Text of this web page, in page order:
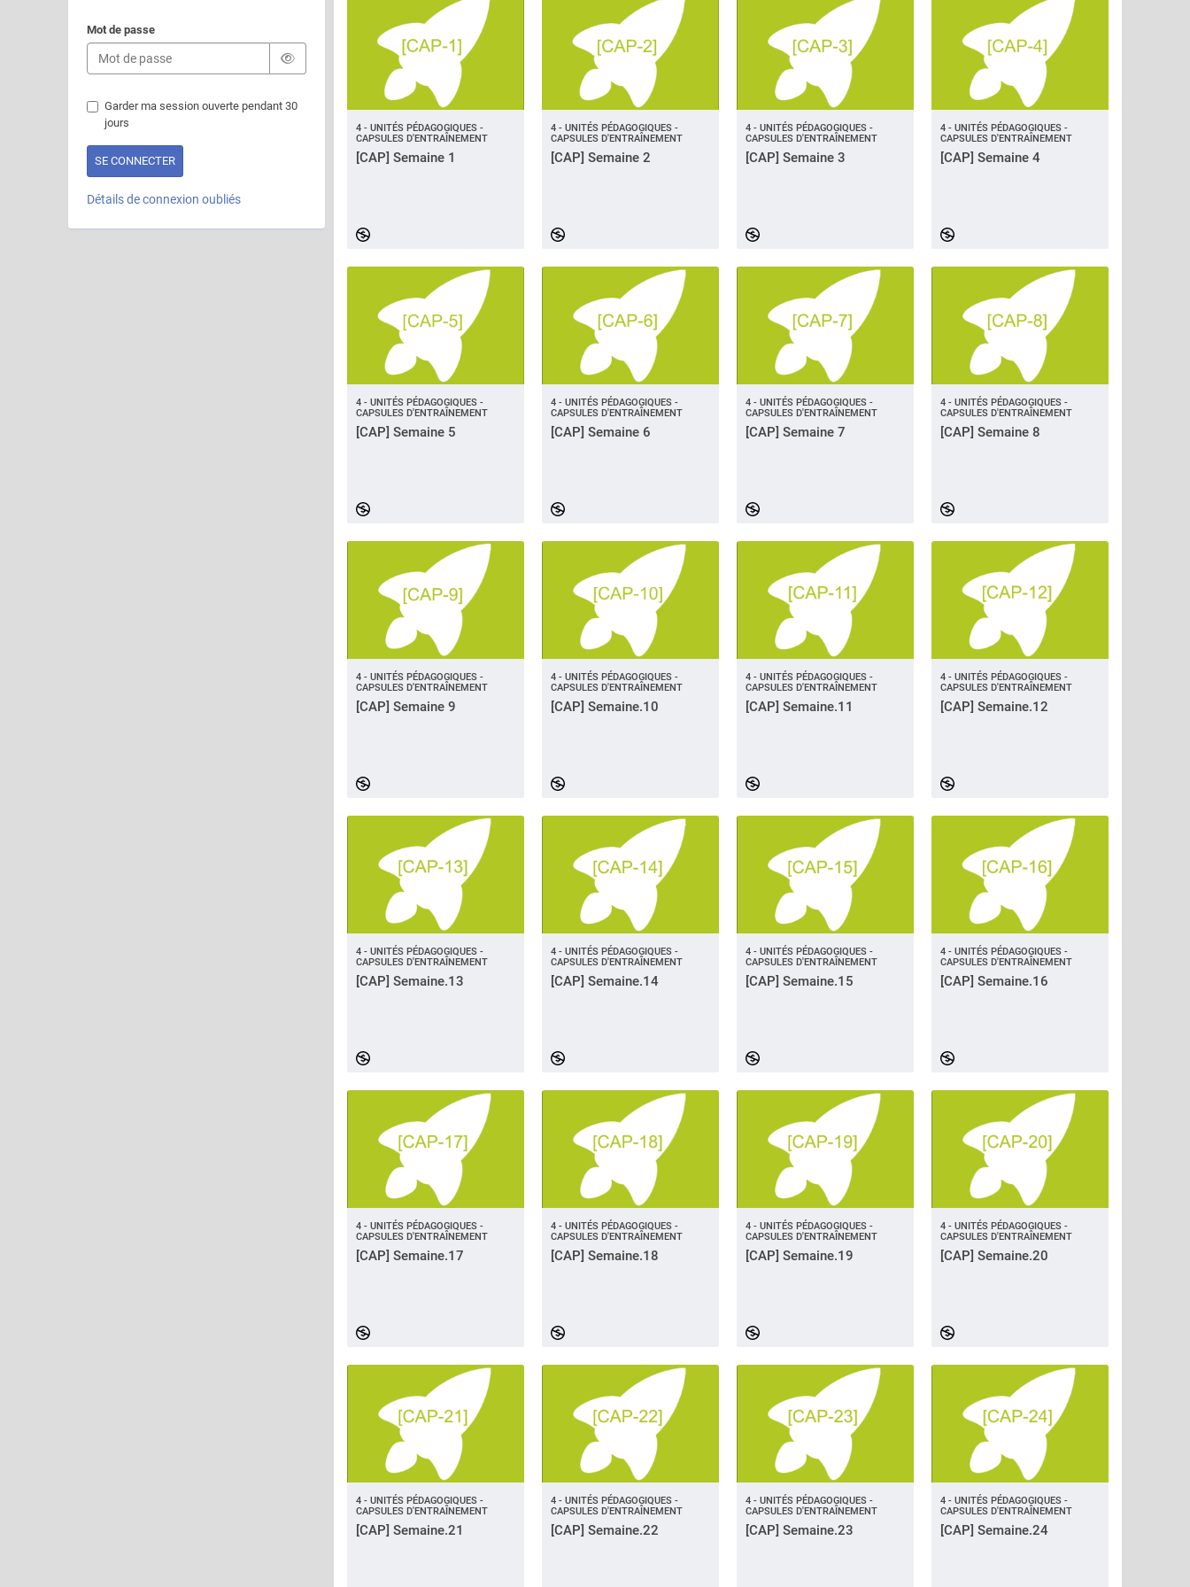
Mot de passe
Garder ma session ouverte pendant 30
jours
Détails de connexion oubliés
4 - UNITÉS PÉDAGOGIQUES -
CAPSULES D'ENTRAÎNEMENT
[CAP] Semaine 1
4 - UNITÉS PÉDAGOGIQUES -
CAPSULES D'ENTRAÎNEMENT
[CAP] Semaine 2
4 - UNITÉS PÉDAGOGIQUES -
CAPSULES D'ENTRAÎNEMENT
[CAP] Semaine 3
4 - UNITÉS PÉDAGOGIQUES -
CAPSULES D'ENTRAÎNEMENT
[CAP] Semaine 4
4 - UNITÉS PÉDAGOGIQUES -
CAPSULES D'ENTRAÎNEMENT
[CAP] Semaine 5
4 - UNITÉS PÉDAGOGIQUES -
CAPSULES D'ENTRAÎNEMENT
[CAP] Semaine 6
4 - UNITÉS PÉDAGOGIQUES -
CAPSULES D'ENTRAÎNEMENT
[CAP] Semaine 7
4 - UNITÉS PÉDAGOGIQUES -
CAPSULES D'ENTRAÎNEMENT
[CAP] Semaine 8
4 - UNITÉS PÉDAGOGIQUES -
CAPSULES D'ENTRAÎNEMENT
[CAP] Semaine 9
4 - UNITÉS PÉDAGOGIQUES -
CAPSULES D'ENTRAÎNEMENT
[CAP] Semaine.10
4 - UNITÉS PÉDAGOGIQUES -
CAPSULES D'ENTRAÎNEMENT
[CAP] Semaine.11
4 - UNITÉS PÉDAGOGIQUES -
CAPSULES D'ENTRAÎNEMENT
[CAP] Semaine.12
4 - UNITÉS PÉDAGOGIQUES -
CAPSULES D'ENTRAÎNEMENT
[CAP] Semaine.13
4 - UNITÉS PÉDAGOGIQUES -
CAPSULES D'ENTRAÎNEMENT
[CAP] Semaine.14
4 - UNITÉS PÉDAGOGIQUES -
CAPSULES D'ENTRAÎNEMENT
[CAP] Semaine.15
4 - UNITÉS PÉDAGOGIQUES -
CAPSULES D'ENTRAÎNEMENT
[CAP] Semaine.16
4 - UNITÉS PÉDAGOGIQUES -
CAPSULES D'ENTRAÎNEMENT
[CAP] Semaine.17
4 - UNITÉS PÉDAGOGIQUES -
CAPSULES D'ENTRAÎNEMENT
[CAP] Semaine.18
4 - UNITÉS PÉDAGOGIQUES -
CAPSULES D'ENTRAÎNEMENT
[CAP] Semaine.19
4 - UNITÉS PÉDAGOGIQUES -
CAPSULES D'ENTRAÎNEMENT
[CAP] Semaine.20
4 - UNITÉS PÉDAGOGIQUES -
CAPSULES D'ENTRAÎNEMENT
[CAP] Semaine.21
4 - UNITÉS PÉDAGOGIQUES -
CAPSULES D'ENTRAÎNEMENT
[CAP] Semaine.22
4 - UNITÉS PÉDAGOGIQUES -
CAPSULES D'ENTRAÎNEMENT
[CAP] Semaine.23
4 - UNITÉS PÉDAGOGIQUES -
CAPSULES D'ENTRAÎNEMENT
[CAP] Semaine.24